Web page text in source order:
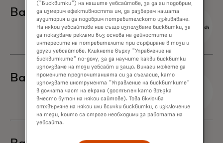
Banca March
Banca Sella
("Бисквитки") на нашите уебсайтове, за да ги подобрим,
да измерим ефективността им, да разберем нашата
аудитория и да подобрим потребителското изживяване.
На някои уебсайтове ние също използваме бисквитки, за
да показваме реклами въз основа на дейностите и
интересите на потребителите при сърфиране в този и
други уебсайтове. Кликнете върху "Управление на
бисквитките" по-долу, за да научите какви бисквитки
използваме на този уебсайт и защо. Винаги можете да
промените предпочитанията си за съгласие, като
използвате инструмента "Управление на бисквитките"
в долната част на екрана (достъпен като връзка
вместо бутон на някои сайтове). Това включва
отхвърляне на някои или всички бисквитки, с изключение
на тези, които са строго необходими за работата на
уебсайта.